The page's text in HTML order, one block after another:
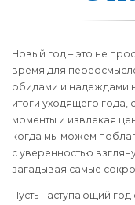
Новый год – это не
время для
обидами и надеждами
итоги уходящего года,
моменты и извлекая
когда мы можем
с уверенностью
загадывая самые
Пусть наступающий